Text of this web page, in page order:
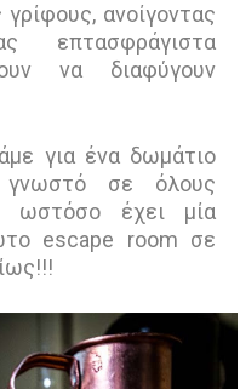
ανοίγοντας
επτασφράγιστα
να διαφύγουν
για ένα δωμάτιο
γνωστό σε όλους
ωστόσο έχει μία
escape room σε